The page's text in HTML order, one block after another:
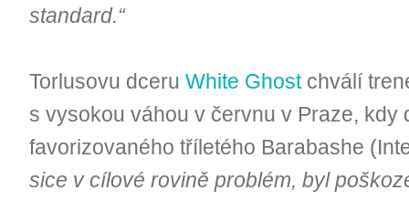
standard.“
Torlusovu dceru White Ghostchválí
s vysokou váhou v červnu v Praze, kdy
favorizovaného tříletého Barabashe
sice v cílové rovině problém, byl